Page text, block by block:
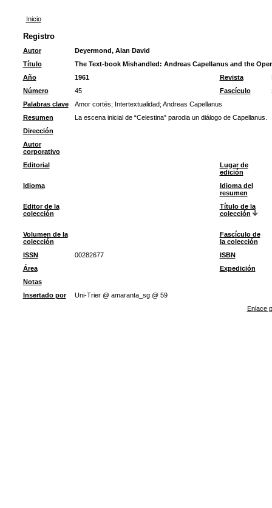
Inicio
Registro
Autor
Deyermond, Alan David
Título
The Text-book Mishandled: Andreas Capellanus and the
Año
1961 Revista
Número
45 Fascículo
Palabras clave
Amor cortés; Intertextualidad; Andreas Capellanus
Resumen
La escena inicial de “Celestina” parodia un diálogo de Capellanus.
Dirección
Autor
corporativo
Editorial
Lugar de
edición
Idioma
Idioma del
resumen
Editor de la
colección
Título de la
colección
Volumen de la
colección
Fascículo de
la colección
ISSN
00282677
ISBN
Área
Expedición
Notas
Insertado por
Uni-Trier @ amaranta_sg @ 59
Enlace